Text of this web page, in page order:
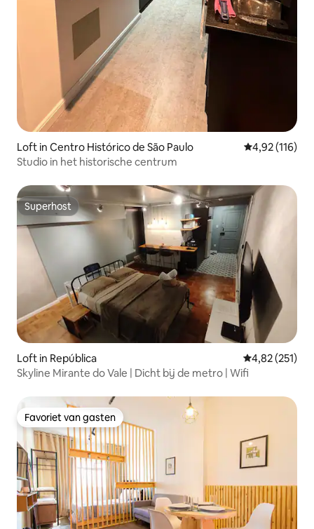
Loft in Centro Histórico de São Paulo Gemiddelde
4,92 (116)
Studio in het historische centrum
Superhost
Superhost
Loft in República Gemiddelde
4,82 (251)
Skyline Mirante do Vale | Dicht bij de metro | Wifi
Favoriet van gasten
Favoriet van gasten